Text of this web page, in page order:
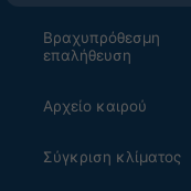
Βραχυπρόθεσμη
επαλήθευση
Αρχείο καιρού
Σύγκριση κλίματος